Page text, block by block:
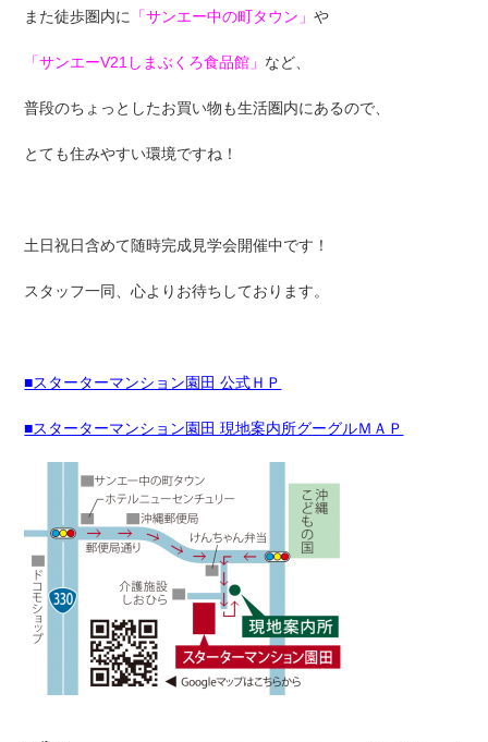
また徒歩圏内に 「サンエー中の町タウン」や
「サンエーV21しまぶくろ食品館」 など、
普段のちょっとしたお買い物も生活圏内にあるので、
とても住みやすい環境ですね！
土日祝日含めて随時完成見学会開催中です！
スタッフ一同、心よりお待ちしております。
■スターターマンション園田 公式ＨＰ
■スターターマンション園田 現地案内所グーグルＭＡＰ